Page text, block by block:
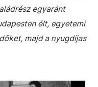
egyaránt
élt, egyetemi
majd a nyugdíjas